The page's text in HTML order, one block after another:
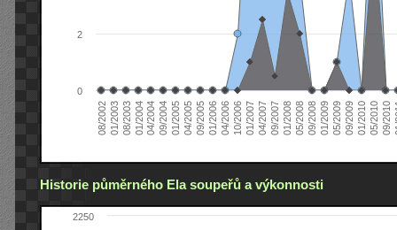
08/200201/200308/200301/200404/200409/200401/200504/200509/200501/200604/200610/200601/200704/200709/200701/200805/200809/200801/200905/200909/200901/201005/201009/2010
0
2
Historie půměrného Ela soupeřů a výkonnosti
2250